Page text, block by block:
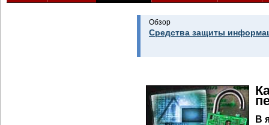
Обзор
Средства защиты
В